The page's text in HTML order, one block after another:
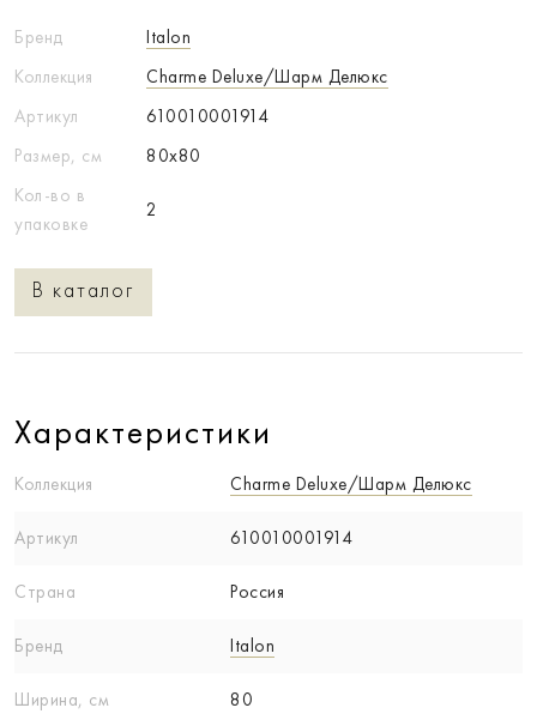
Бренд
Italon
Коллекция
Charme Deluxe/Шарм Делюкс
Артикул
610010001914
Размер, см
80x80
Кол-во в
упаковке
2
В каталог
Характеристики
Коллекция Charme Deluxe/Шарм Делюкс
Артикул 610010001914
Страна Россия
Бренд Italon
Ширина, см 80